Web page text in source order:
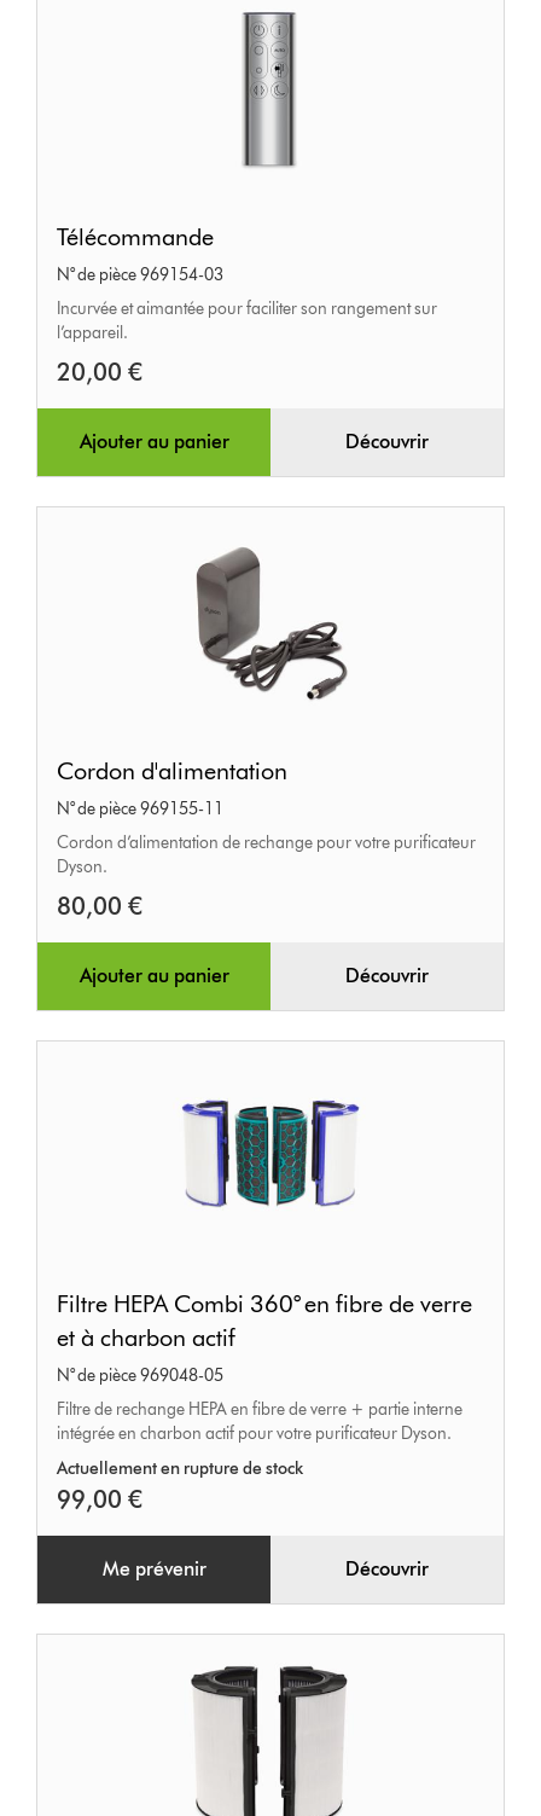
Télécommande
N° de pièce 969154-03
Incurvée et aimantée pour faciliter son rangement sur
l’appareil.
20,00 €
Ajouter au panier Découvrir
d'alimentation
Cordon d'alimentation
N° de pièce 969155-11
Cordon d’alimentation de rechange pour votre purificateur
Dyson.
80,00 €
Ajouter au panier Découvrir
HEPA
Combi
360°
en
fibre
de
verre
Filtre HEPA Combi 360° en fibre de verre
et à charbon actif
N° de pièce 969048-05
Filtre de rechange HEPA en fibre de verre + partie interne
intégrée en charbon actif pour votre purificateur Dyson.
Actuellement en rupture de stock
99,00 €
Me prévenir Découvrir